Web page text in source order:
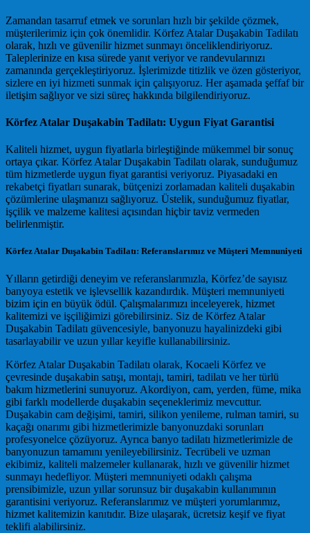
Zamandan tasarruf etmek ve sorunları hızlı bir şekilde çözmek,
müşterilerimiz için çok önemlidir. Körfez Atalar Duşakabin Tadilatı
olarak, hızlı ve güvenilir hizmet sunmayı önceliklendiriyoruz.
Taleplerinize en kısa sürede yanıt veriyor ve randevularınızı
zamanında gerçekleştiriyoruz. İşlerimizde titizlik ve özen gösteriyor,
sizlere en iyi hizmeti sunmak için çalışıyoruz. Her aşamada şeffaf bir
iletişim sağlıyor ve sizi süreç hakkında bilgilendiriyoruz.
Körfez Atalar Duşakabin Tadilatı: Uygun Fiyat Garantisi
Kaliteli hizmet, uygun fiyatlarla birleştiğinde mükemmel bir sonuç
ortaya çıkar. Körfez Atalar Duşakabin Tadilatı olarak, sunduğumuz
tüm hizmetlerde uygun fiyat garantisi veriyoruz. Piyasadaki en
rekabetçi fiyatları sunarak, bütçenizi zorlamadan kaliteli duşakabin
çözümlerine ulaşmanızı sağlıyoruz. Üstelik, sunduğumuz fiyatlar,
işçilik ve malzeme kalitesi açısından hiçbir taviz vermeden
belirlenmiştir.
Körfez Atalar Duşakabin Tadilatı: Referanslarımız ve Müşteri Memnuniyeti
Yılların getirdiği deneyim ve referanslarımızla, Körfez’de sayısız
banyoya estetik ve işlevsellik kazandırdık. Müşteri memnuniyeti
bizim için en büyük ödül. Çalışmalarımızı inceleyerek, hizmet
kalitemizi ve işçiliğimizi görebilirsiniz. Siz de Körfez Atalar
Duşakabin Tadilatı güvencesiyle, banyonuzu hayalinizdeki gibi
tasarlayabilir ve uzun yıllar keyifle kullanabilirsiniz.
Körfez Atalar Duşakabin Tadilatı olarak, Kocaeli Körfez ve
çevresinde duşakabin satışı, montajı, tamiri, tadilatı ve her türlü
bakım hizmetlerini sunuyoruz. Akordiyon, cam, yerden, füme, mika
gibi farklı modellerde duşakabin seçeneklerimiz mevcuttur.
Duşakabin cam değişimi, tamiri, silikon yenileme, rulman tamiri, su
kaçağı onarımı gibi hizmetlerimizle banyonuzdaki sorunları
profesyonelce çözüyoruz. Ayrıca banyo tadilatı hizmetlerimizle de
banyonuzun tamamını yenileyebilirsiniz. Tecrübeli ve uzman
ekibimiz, kaliteli malzemeler kullanarak, hızlı ve güvenilir hizmet
sunmayı hedefliyor. Müşteri memnuniyeti odaklı çalışma
prensibimizle, uzun yıllar sorunsuz bir duşakabin kullanımının
garantisini veriyoruz. Referanslarımız ve müşteri yorumlarımız,
hizmet kalitemizin kanıtıdır. Bize ulaşarak, ücretsiz keşif ve fiyat
teklifi alabilirsiniz.